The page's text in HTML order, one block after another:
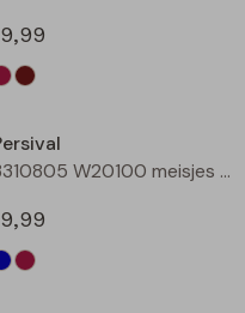
3310805 W20100 meisjes rok kort Marine